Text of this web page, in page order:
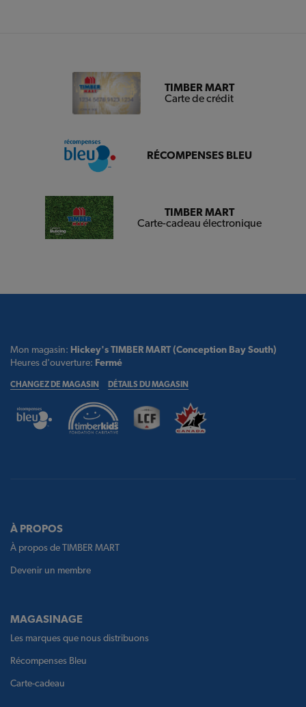
TIMBER MART
Carte de crédit
RÉCOMPENSES BLEU
TIMBER MART
Carte-cadeau électronique
Mon magasin: Hickey's TIMBER MART (Conception Bay South)
Heures d'ouverture: Fermé
CHANGEZ DE MAGASIN DÉTAILS DU MAGASIN
À PROPOS
À propos de TIMBER MART
Devenir un membre
MAGASINAGE
Les marques que nous distribuons
Récompenses Bleu
Carte-cadeau